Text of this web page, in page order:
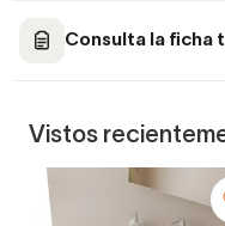
Consulta la ficha
Vistos